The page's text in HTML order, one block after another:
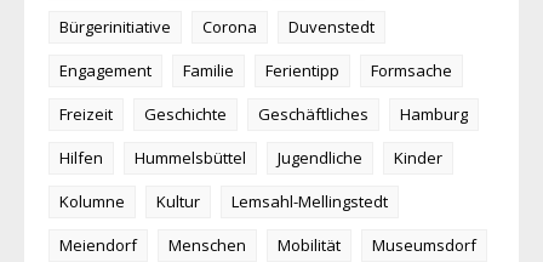
Bürgerinitiative
Corona
Duvenstedt
Engagement
Familie Ferientipp
Formsache
Freizeit
Geschichte Geschäftliches
Hamburg
Hilfen
Hummelsbüttel Jugendliche
Kinder
Kolumne
Kultur
Lemsahl-Mellingstedt
Meiendorf
Menschen Mobilität
Museumsdorf